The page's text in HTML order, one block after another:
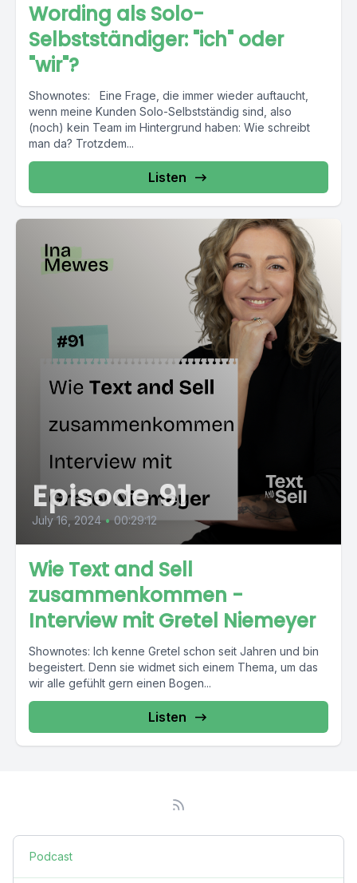
Wording als Solo-
Selbstständiger: "ich" oder
"wir"?
Shownotes: Eine Frage, die immer wieder auftaucht,
wenn meine Kunden Solo-Selbstständig sind, also
(noch) kein Team im Hintergrund haben: Wie schreibt
man da? Trotzdem...
Listen
Episode 91
July 16, 2024 • 00:29:12
Wie Text and Sell
zusammenkommen -
Interview mit Gretel Niemeyer
Shownotes: Ich kenne Gretel schon seit Jahren und bin
begeistert. Denn sie widmet sich einem Thema, um das
wir alle gefühlt gern einen Bogen...
Listen
Podcast